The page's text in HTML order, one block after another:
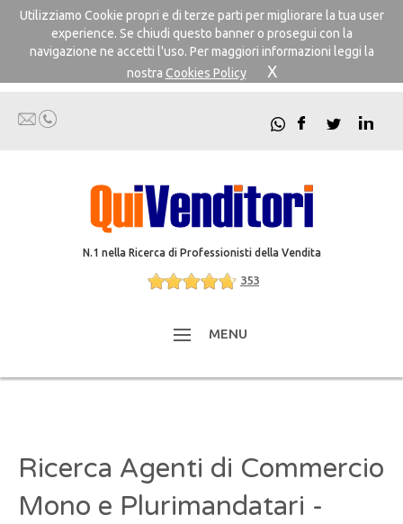
Utilizziamo Cookie propri e di terze parti per migliorare la tua user
experience. Se chiudi questo banner o prosegui con la
navigazione ne accetti l'uso. Per maggiori informazioni leggi la
nostra Cookies Policy X
N.1 nella Ricerca di Professionisti della Vendita
353
MENU
Ricerca Agenti di Commercio
Mono e Plurimandatari -